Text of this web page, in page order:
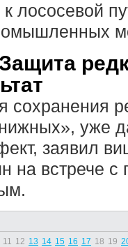
к лососевой
уже
заявил
на встрече с
11 12 13 14 15 16 17 18 19